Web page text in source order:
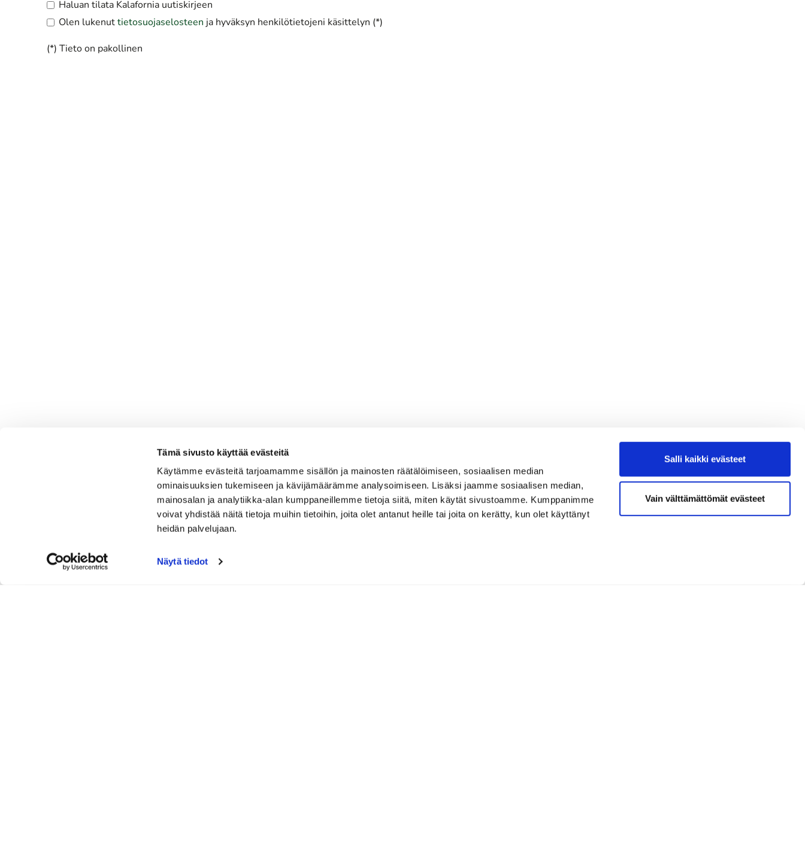
Tämä sivusto käyttää evästeitä
Käytämme evästeitä tarjoamamme sisällön ja mainosten räätälöimiseen, sosiaalisen median
ominaisuuksien tukemiseen ja kävijämäärämme analysoimiseen. Lisäksi jaamme sosiaalisen median,
mainosalan ja analytiikka-alan kumppaneillemme tietoja siitä, miten käytät sivustoamme. Kumppanimme
voivat yhdistää näitä tietoja muihin tietoihin, joita olet antanut heille tai joita on kerätty, kun olet käyttänyt
heidän palvelujaan.
Näytä tiedot
Salli kaikki evästeet
Vain välttämättömät evästeet
Haluan tilata Kalafornia uutiskirjeen
Olen lukenut tietosuojaselosteen ja hyväksyn henkilötietojeni käsittelyn (*)
(*) Tieto on pakollinen